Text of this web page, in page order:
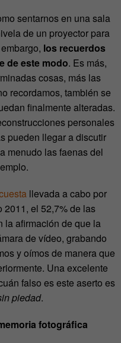
sentarnos en una sala
de un proyector para
los recuerdos
de este modo. Es más,
cosas, más las
recordamos, también se
finalmente alteradas.
personales
pueden llegar a discutir
menudo las faenas del
llevada a cabo por
el 52,7% de las
la afirmación de que la
de vídeo, grabando
y oímos de manera que
Una excelente
falso es este aserto es
piedad.
fotográfica